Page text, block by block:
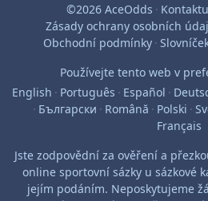
©2026 AceOdds ·
Zásady ochrany osobních
Obchodní podmínky ·
Používejte tento web v
English · Português · Español ·
· Български · Română · Polski ·
Français
Jste zodpovědní za ověření a
online sportovní sázky u sázkové
jejím podáním. Neposkytujeme